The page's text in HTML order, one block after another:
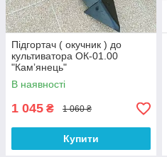
Підгортач ( окучник ) до
культиватора ОК-01.00
"Камʼянець"
В наявності
1 045 ₴ 1 060 ₴
Купити